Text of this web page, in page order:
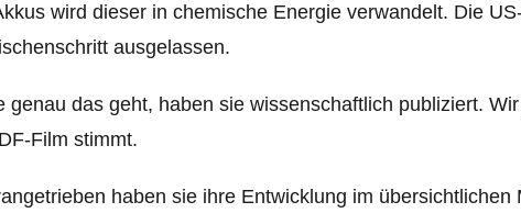
wird dieser in chemische Energie verwandelt. Die
ausgelassen.
genau das geht, haben sie wissenschaftlich publiziert.
Film stimmt.
haben sie ihre Entwicklung im